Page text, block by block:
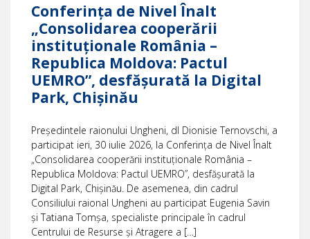
Conferința de Nivel Înalt
„Consolidarea cooperării
instituționale România –
Republica Moldova: Pactul
UEMRO”, desfășurată la Digital
Park, Chișinău
Președintele raionului Ungheni, dl Dionisie Ternovschi, a
participat ieri, 30 iulie 2026, la Conferința de Nivel Înalt
„Consolidarea cooperării instituționale România –
Republica Moldova: Pactul UEMRO”, desfășurată la
Digital Park, Chișinău. De asemenea, din cadrul
Consiliului raional Ungheni au participat Eugenia Savin
și Tatiana Tomșa, specialiste principale în cadrul
Centrului de Resurse și Atragere a […]